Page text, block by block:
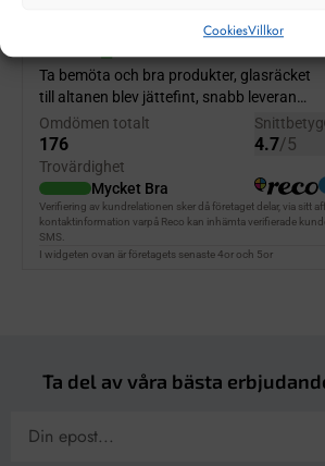
CookiesVillkor
Ta del av våra bästa